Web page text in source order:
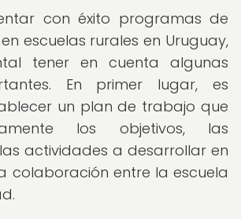
con éxito programas de
escuelas rurales en Uruguay,
tener en cuenta algunas
En primer lugar, es
un plan de trabajo que
los objetivos, las
actividades a desarrollar en
colaboración entre la escuela